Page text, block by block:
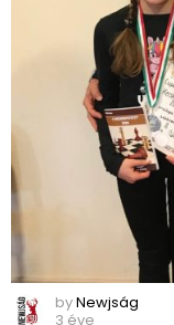
byNewjság
3 éve